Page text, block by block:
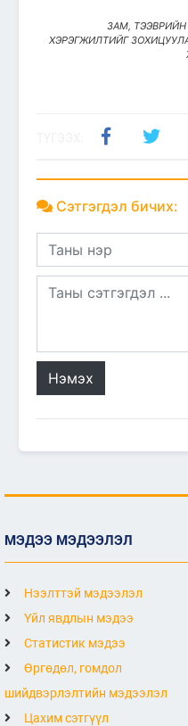
ЗАМ,
ХЭРЭГЖИЛТИЙГ
Сэтгэгдэл бичих:
Нэмэх
МЭДЭЭ МЭДЭЭЛЭЛ
Нээлттэй мэдээлэл
Үйл явдлын мэдээ
Статистик мэдээ
Өргөдөл, гомдол
шийдвэрлэлтийн мэдээлэл
Цахим сэтгүүл